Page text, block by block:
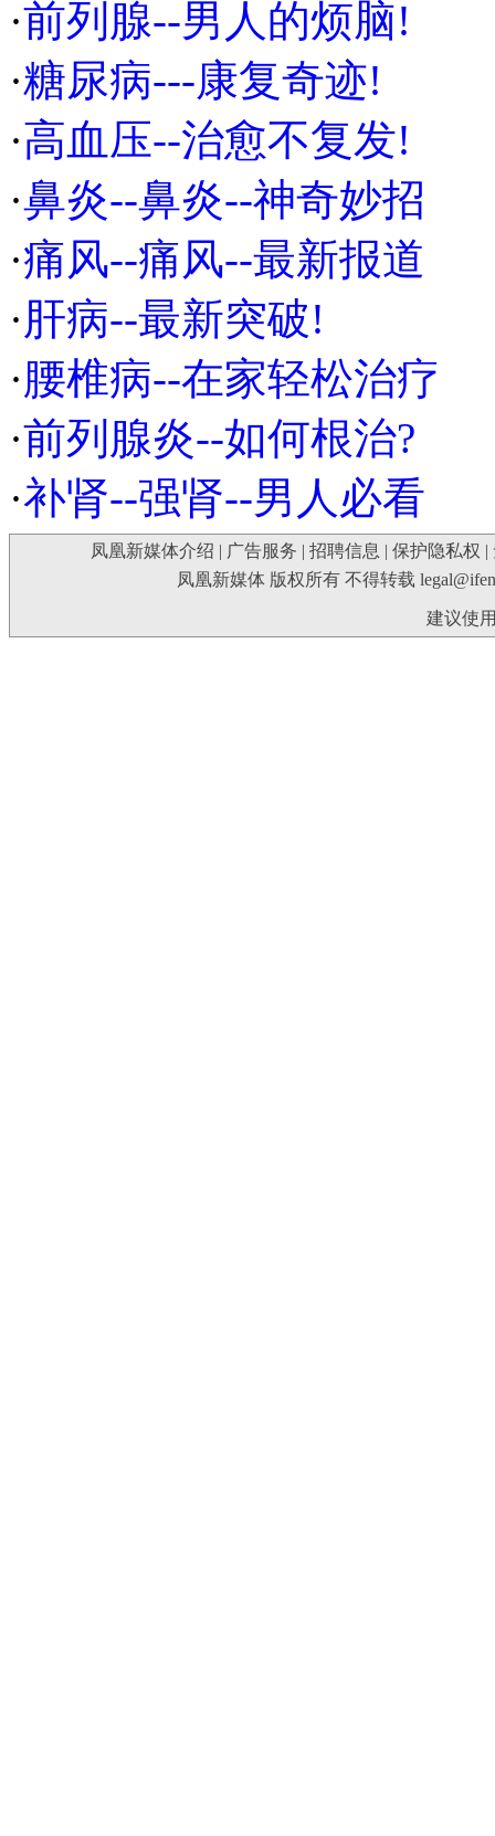
·前列腺--男人的烦脑!
·糖尿病---康复奇迹!
·高血压--治愈不复发!
·鼻炎--鼻炎--神奇妙招
·痛风--痛风--最新报道
·肝病--最新突破!
·腰椎病--在家轻松治疗
·前列腺炎--如何根治?
·补肾--强肾--男人必看
凤凰新媒体介绍 | 广告服务 | 招聘信息 | 保护隐私权 |
凤凰新媒体 版权所有 不得转载
建议使